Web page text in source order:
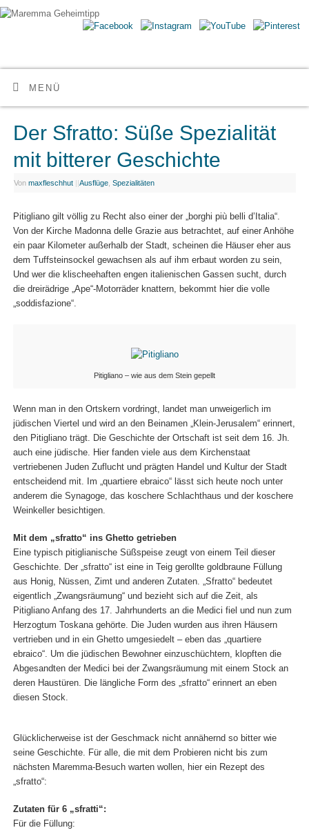
Maremma Geheimtipp
MENÜ
Der Sfratto: Süße Spezialität
mit bitterer Geschichte
Von maxfleschhut ||Ausflüge, Spezialitäten
Pitigliano gilt völlig zu Recht also einer der „borghi più belli d’Italia“.
Von der Kirche Madonna delle Grazie aus betrachtet, auf einer Anhöhe
ein paar Kilometer außerhalb der Stadt, scheinen die Häuser eher aus
dem Tuffsteinsockel gewachsen als auf ihm erbaut worden zu sein,
Und wer die klischeehaften engen italienischen Gassen sucht, durch
die dreirädrige „Ape“-Motorräder knattern, bekommt hier die volle
„soddisfazione“.
Pitigliano – wie aus dem Stein gepellt
Wenn man in den Ortskern vordringt, landet man unweigerlich im
jüdischen Viertel und wird an den Beinamen „Klein-Jerusalem“ erinnert,
den Pitigliano trägt. Die Geschichte der Ortschaft ist seit dem 16. Jh.
auch eine jüdische. Hier fanden viele aus dem Kirchenstaat
vertriebenen Juden Zuflucht und prägten Handel und Kultur der Stadt
entscheidend mit. Im „quartiere ebraico“ lässt sich heute noch unter
anderem die Synagoge, das koschere Schlachthaus und der koschere
Weinkeller besichtigen.
Mit dem „sfratto“ ins Ghetto getrieben
Eine typisch pitiglianische Süßspeise zeugt von einem Teil dieser
Geschichte. Der „sfratto“ ist eine in Teig gerollte goldbraune Füllung
aus Honig, Nüssen, Zimt und anderen Zutaten. „Sfratto“ bedeutet
eigentlich „Zwangsräumung“ und bezieht sich auf die Zeit, als
Pitigliano Anfang des 17. Jahrhunderts an die Medici fiel und nun zum
Herzogtum Toskana gehörte. Die Juden wurden aus ihren Häusern
vertrieben und in ein Ghetto umgesiedelt – eben das „quartiere
ebraico“. Um die jüdischen Bewohner einzuschüchtern, klopften die
Abgesandten der Medici bei der Zwangsräumung mit einem Stock an
deren Haustüren. Die längliche Form des „sfratto“ erinnert an eben
diesen Stock.
Glücklicherweise ist der Geschmack nicht annähernd so bitter wie
seine Geschichte. Für alle, die mit dem Probieren nicht bis zum
nächsten Maremma-Besuch warten wollen, hier ein Rezept des
„sfratto“:
Zutaten für 6 „sfratti“:
Für die Füllung: